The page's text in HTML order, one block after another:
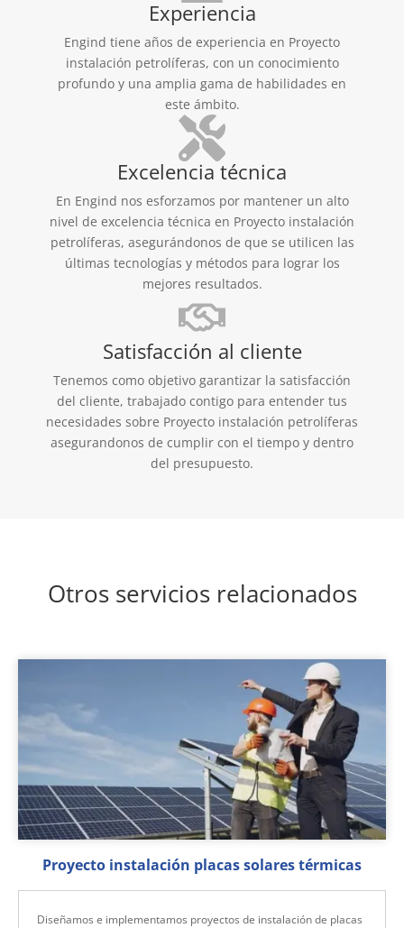
Experiencia
Engind tiene años de experiencia en Proyecto
instalación petrolíferas, con un conocimiento
profundo y una amplia gama de habilidades en
este ámbito.
Excelencia técnica
En Engind nos esforzamos por mantener un alto
nivel de excelencia técnica en Proyecto instalación
petrolíferas, asegurándonos de que se utilicen las
últimas tecnologías y métodos para lograr los
mejores resultados.
Satisfacción al cliente
Tenemos como objetivo garantizar la satisfacción
del cliente, trabajado contigo para entender tus
necesidades sobre Proyecto instalación petrolíferas
asegurandonos de cumplir con el tiempo y dentro
del presupuesto.
Otros servicios relacionados
Proyecto instalación placas solares térmicas
Diseñamos e implementamos proyectos de instalación de placas